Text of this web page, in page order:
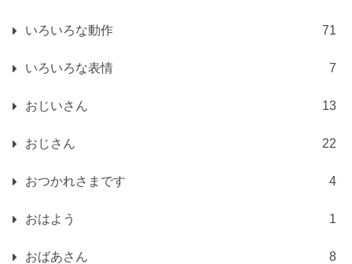
いろいろな動作 71
いろいろな表情 7
おじいさん 13
おじさん 22
おつかれさまです 4
おはよう 1
おばあさん 8